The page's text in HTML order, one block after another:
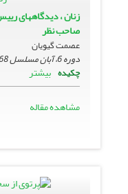
زنان ، دیدگاههاى
صاحب نظر
عصمت گیویان
دوره 6، آبان مسلسل 68 سال1376 ، آبان 1376
چکیده بیشتر
مشاهده مقاله